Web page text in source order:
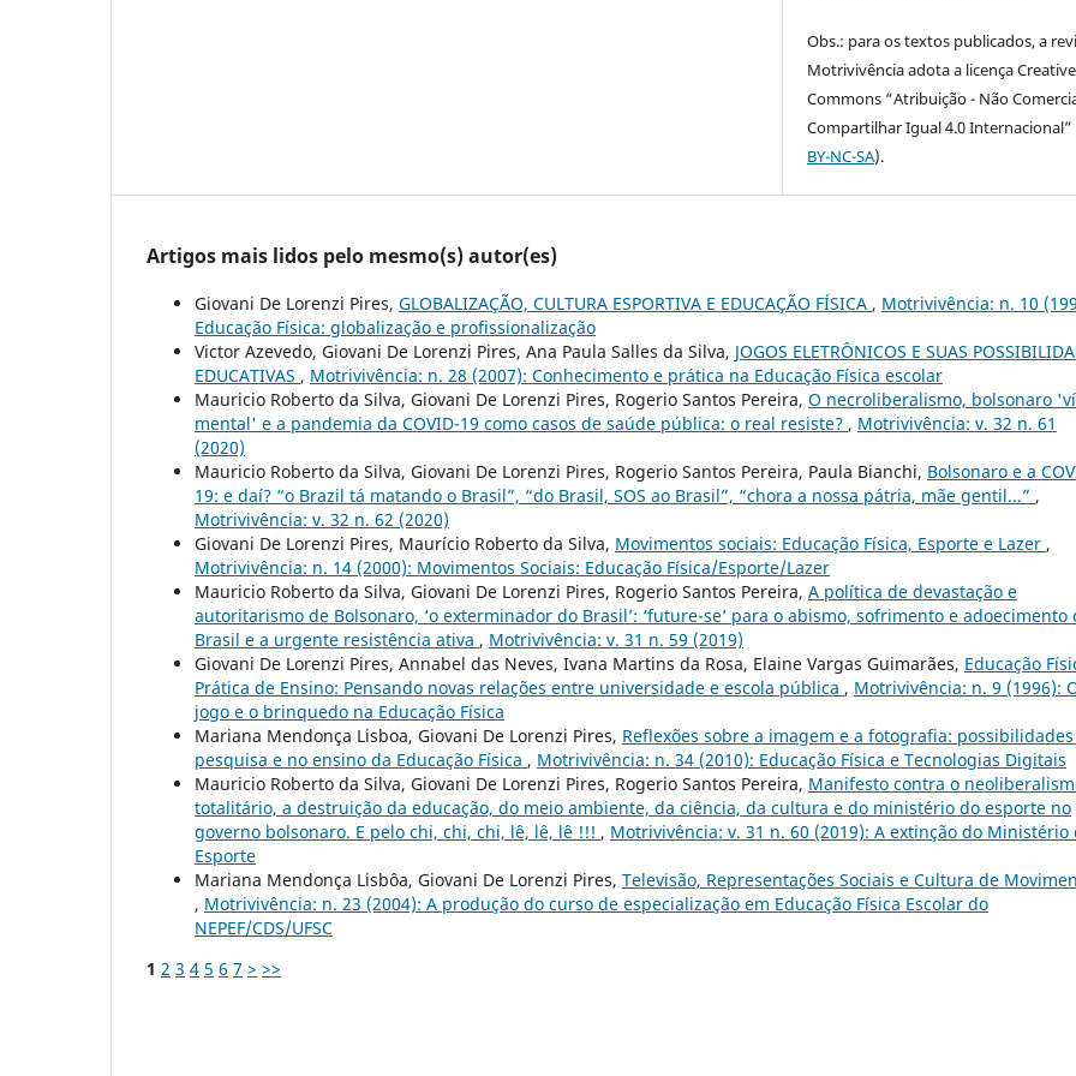
Obs.: para os textos publicados, a
Motrivivência adota a licença Creative
Commons “Atribuição - Não
Compartilhar Igual 4.0 Internacional”
BY-NC-SA).
Artigos mais lidos pelo mesmo(s) autor(es)
Giovani De Lorenzi Pires, GLOBALIZAÇÃO, CULTURA ESPORTIVA E EDUCAÇÃO FÍSICA , Motrivivência: n. 10
Educação Física: globalização e profissionalização
Victor Azevedo, Giovani De Lorenzi Pires, Ana Paula Salles da Silva, JOGOS ELETRÔNICOS E SUAS
EDUCATIVAS , Motrivivência: n. 28 (2007): Conhecimento e prática na Educação Física escolar
Mauricio Roberto da Silva, Giovani De Lorenzi Pires, Rogerio Santos Pereira, O necroliberalismo, bolsonaro
mental' e a pandemia da COVID-19 como casos de saúde pública: o real resiste? , Motrivivência: v. 32 n. 61
(2020)
Mauricio Roberto da Silva, Giovani De Lorenzi Pires, Rogerio Santos Pereira, Paula Bianchi, Bolsonaro e a
19: e daí? “o Brazil tá matando o Brasil”, “do Brasil, SOS ao Brasil”, “chora a nossa pátria, mãe gentil...” ,
Motrivivência: v. 32 n. 62 (2020)
Giovani De Lorenzi Pires, Maurício Roberto da Silva, Movimentos sociais: Educação Física, Esporte e Lazer ,
Motrivivência: n. 14 (2000): Movimentos Sociais: Educação Física/Esporte/Lazer
Mauricio Roberto da Silva, Giovani De Lorenzi Pires, Rogerio Santos Pereira, A política de devastação e
autoritarismo de Bolsonaro, ‘o exterminador do Brasil’: ‘future-se’ para o abismo, sofrimento e adoecimento
Brasil e a urgente resistência ativa , Motrivivência: v. 31 n. 59 (2019)
Giovani De Lorenzi Pires, Annabel das Neves, Ivana Martins da Rosa, Elaine Vargas Guimarães, Educação
Prática de Ensino: Pensando novas relações entre universidade e escola pública , Motrivivência: n. 9 (1996):
jogo e o brinquedo na Educação Física
Mariana Mendonça Lisboa, Giovani De Lorenzi Pires, Reflexões sobre a imagem e a fotografia:
pesquisa e no ensino da Educação Física , Motrivivência: n. 34 (2010): Educação Física e Tecnologias Digitais
Mauricio Roberto da Silva, Giovani De Lorenzi Pires, Rogerio Santos Pereira, Manifesto contra o
totalitário, a destruição da educação, do meio ambiente, da ciência, da cultura e do ministério do esporte no
governo bolsonaro. E pelo chi, chi, chi, lê, lê, lê !!! , Motrivivência: v. 31 n. 60 (2019): A extinção do Ministério
Esporte
Mariana Mendonça Lisbôa, Giovani De Lorenzi Pires, Televisão, Representações Sociais e Cultura de
, Motrivivência: n. 23 (2004): A produção do curso de especialização em Educação Física Escolar do
NEPEF/CDS/UFSC
1 2 3 4 5 6 7 > >>